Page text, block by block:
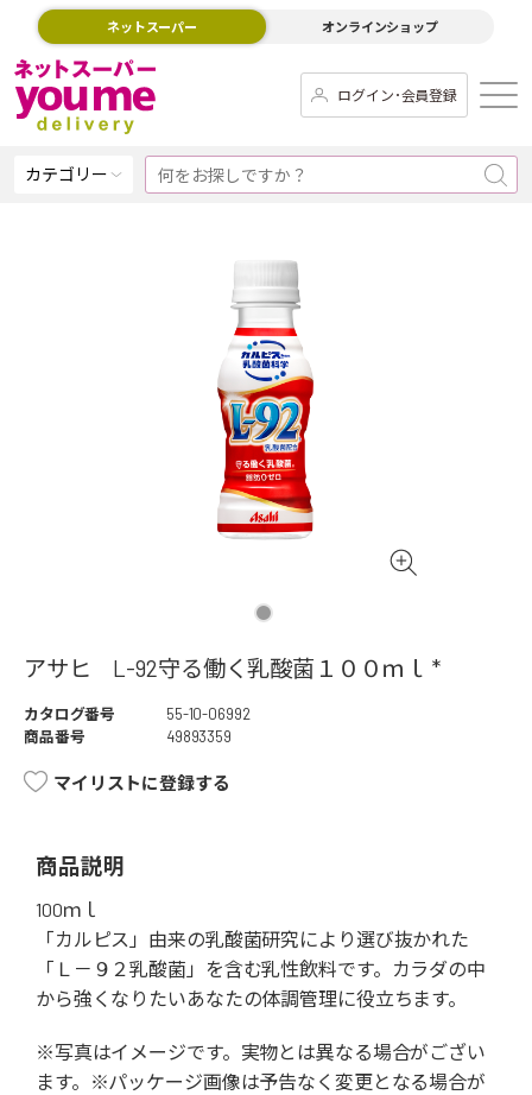
ネットスーパー オンラインショップ
ログイン･会員登録
カテゴリー
アサヒ L-92守る働く乳酸菌１００ｍｌ *
カタログ番号
55-10-06992
商品番号
49893359
マイリストに登録する
商品説明
100ｍｌ
「カルピス」由来の乳酸菌研究により選び抜かれた
「Ｌ－９２乳酸菌」を含む乳性飲料です。カラダの中
から強くなりたいあなたの体調管理に役立ちます。
※写真はイメージです。実物とは異なる場合がござい
ます。※パッケージ画像は予告なく変更となる場合が